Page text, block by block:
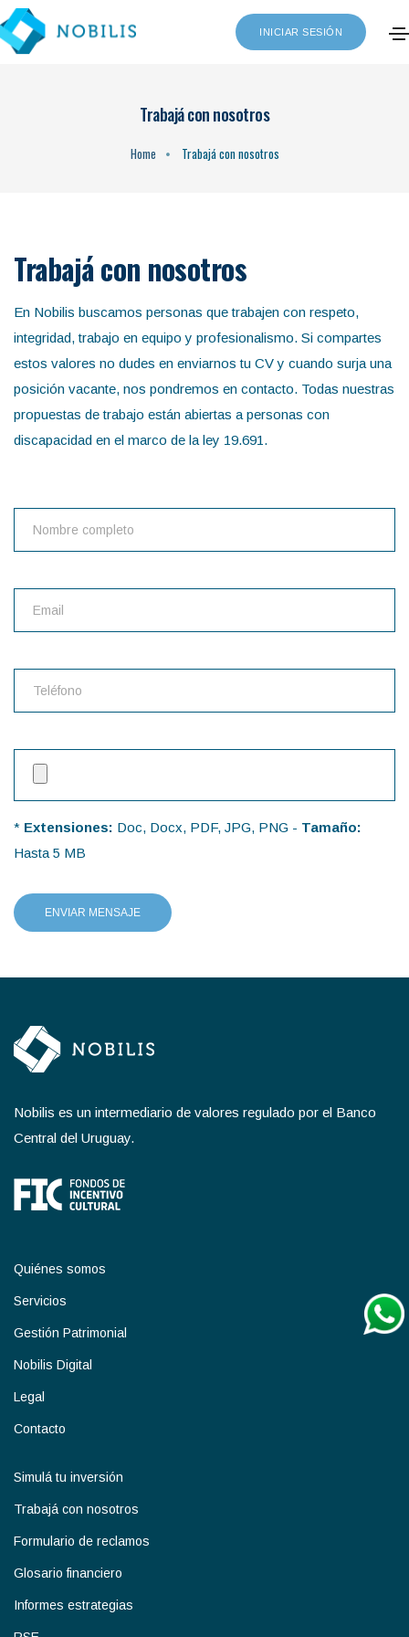
INICIAR SESIÓN
Trabajá con nosotros
Home Trabajá con nosotros
Trabajá con nosotros
En Nobilis buscamos personas que trabajen con respeto,
integridad, trabajo en equipo y profesionalismo. Si compartes
estos valores no dudes en enviarnos tu CV y cuando surja una
posición vacante, nos pondremos en contacto. Todas nuestras
propuestas de trabajo están abiertas a personas con
discapacidad en el marco de la ley 19.691.
* Extensiones: Doc, Docx, PDF, JPG, PNG - Tamaño:
Hasta 5 MB
ENVIAR MENSAJE
Nobilis es un intermediario de valores regulado por el Banco
Central del Uruguay.
Quiénes somos
Servicios
Gestión Patrimonial
Nobilis Digital
Legal
Contacto
Simulá tu inversión
Trabajá con nosotros
Formulario de reclamos
Glosario financiero
Informes estrategias